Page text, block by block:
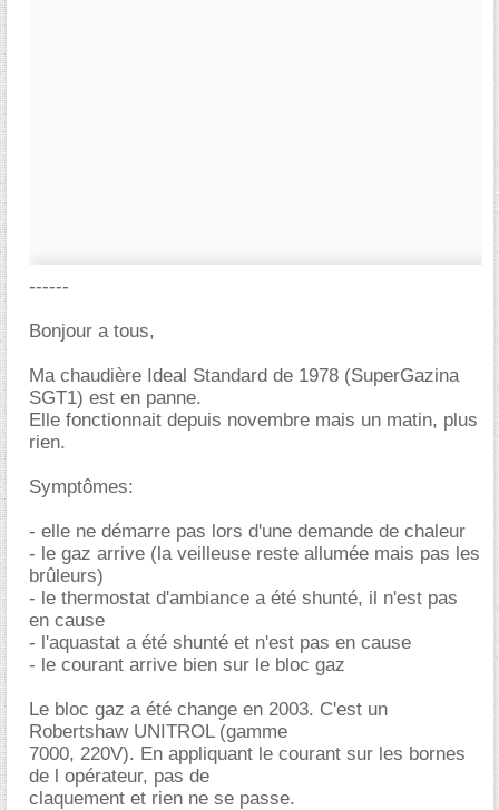
------
Bonjour a tous,
Ma chaudière Ideal Standard de 1978 (SuperGazina
SGT1) est en panne.
Elle fonctionnait depuis novembre mais un matin, plus
rien.
Symptômes:
- elle ne démarre pas lors d'une demande de chaleur
- le gaz arrive (la veilleuse reste allumée mais pas les
brûleurs)
- le thermostat d'ambiance a été shunté, il n'est pas
en cause
- l'aquastat a été shunté et n'est pas en cause
- le courant arrive bien sur le bloc gaz
Le bloc gaz a été change en 2003. C'est un
Robertshaw UNITROL (gamme
7000, 220V). En appliquant le courant sur les bornes
de l opérateur, pas de
claquement et rien ne se passe.